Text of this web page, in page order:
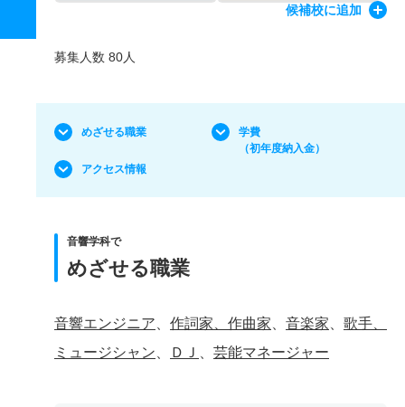
候補校に追加
募集人数 80人
めざせる職業
学費
（初年度納入金）
アクセス情報
音響学科で
めざせる職業
音響エンジニア 作詞家、作曲家 音楽家
歌手、
ミュージシャン
ＤＪ 芸能マネージャー